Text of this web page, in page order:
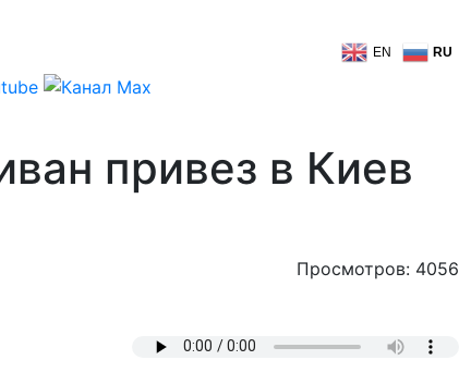
EN RU
привез в Киев
Просмотров: 4056